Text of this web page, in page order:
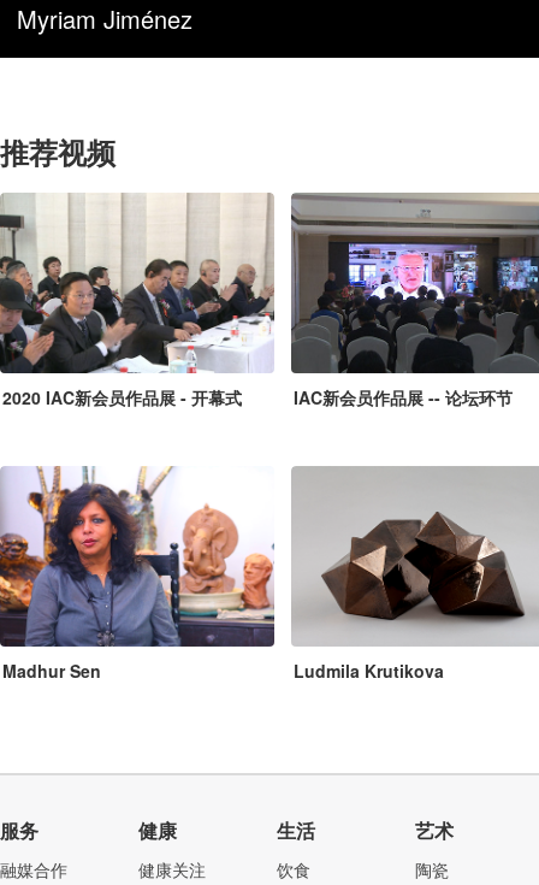
Myriam Jiménez
推荐视频
2020 IAC新会员作品展 - 开幕式 IAC新会员作品展 -- 论坛环节
Madhur Sen Ludmila Krutikova
服务
融媒合作
健康
健康关注
生活
饮食
艺术
陶瓷